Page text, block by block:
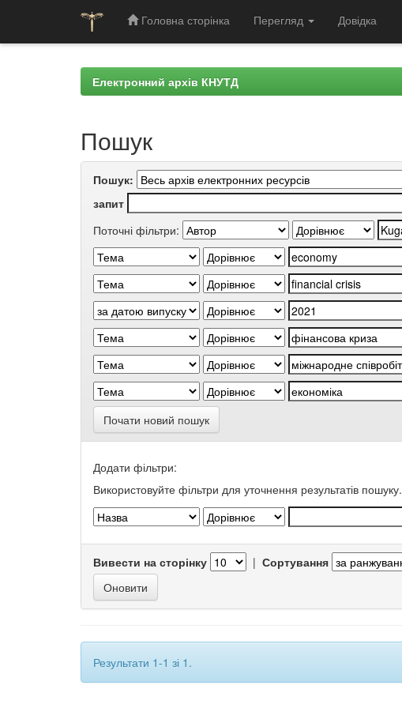
Головна сторінка Перегляд Довідка
Електронний архів КНУТД
Пошук
Пошук:
запит
Поточні фільтри:
Почати новий пошук
Додати фільтри:
Використовуйте фільтри для уточнення результатів пошуку.
Вивести на сторінку | Сортування
Результати 1-1 зі 1.